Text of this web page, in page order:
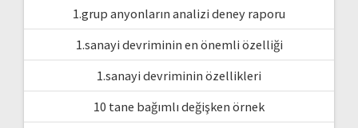
1.grup anyonların analizi deney raporu
1.sanayi devriminin en önemli özelliği
1.sanayi devriminin özellikleri
10 tane bağımlı değişken örnek